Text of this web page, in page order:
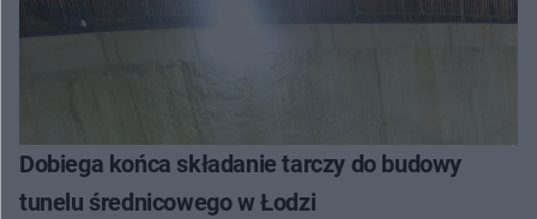
Dobiega końca składanie tarczy do budowy
tunelu średnicowego w Łodzi